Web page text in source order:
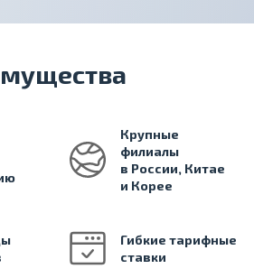
Крупные
филиалы
в России, Китае
и Корее
Гибкие тарифные
ставки